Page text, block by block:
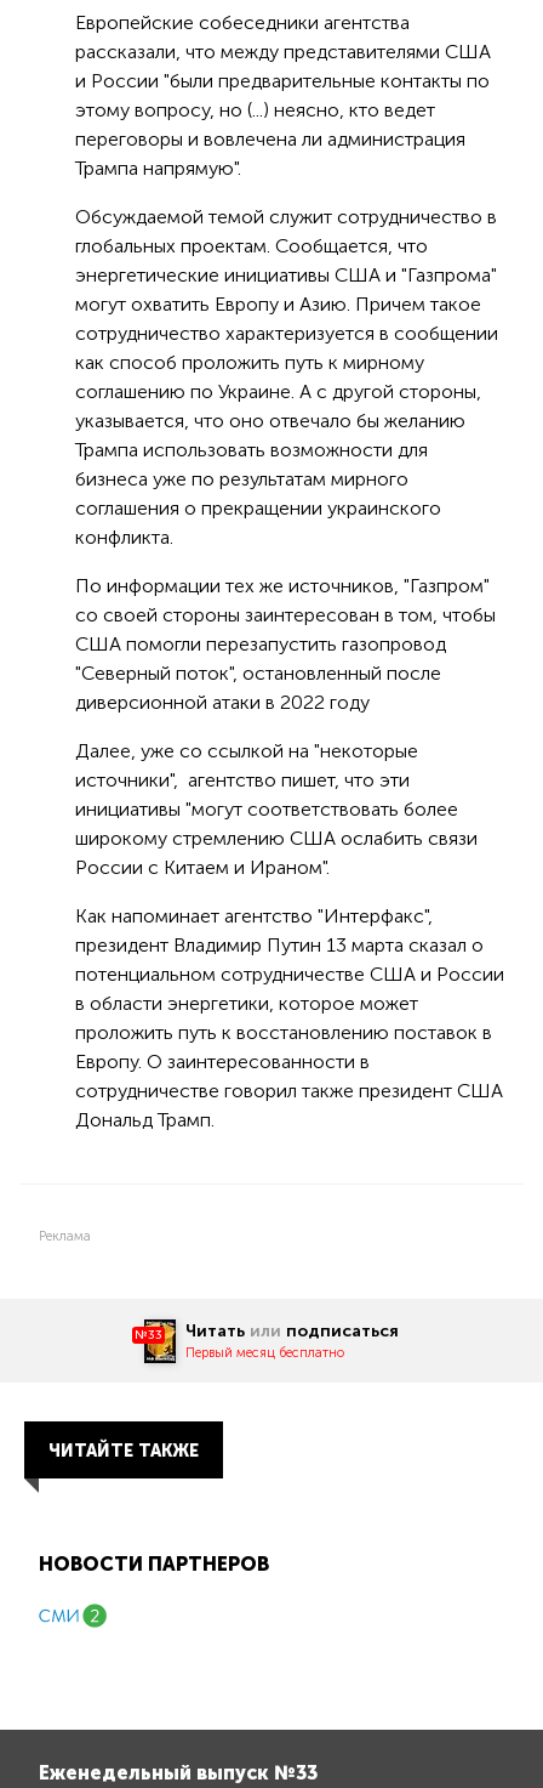
Европейские собеседники агентства
рассказали, что между представителями США
и России "были предварительные контакты по
этому вопросу, но (...) неясно, кто ведет
переговоры и вовлечена ли администрация
Трампа напрямую".
Обсуждаемой темой служит сотрудничество в
глобальных проектам. Сообщается, что
энергетические инициативы США и "Газпрома"
могут охватить Европу и Азию. Причем такое
сотрудничество характеризуется в сообщении
как способ проложить путь к мирному
соглашению по Украине. А с другой стороны,
указывается, что оно отвечало бы желанию
Трампа использовать возможности для
бизнеса уже по результатам мирного
соглашения о прекращении украинского
конфликта.
По информации тех же источников, "Газпром"
со своей стороны заинтересован в том, чтобы
США помогли перезапустить газопровод
"Северный поток", остановленный после
диверсионной атаки в 2022 году
Далее, уже со ссылкой на "некоторые
источники", агентство пишет, что эти
инициативы "могут соответствовать более
широкому стремлению США ослабить связи
России с Китаем и Ираном".
Как напоминает агентство "Интерфакс",
президент Владимир Путин 13 марта сказал о
потенциальном сотрудничестве США и России
в области энергетики, которое может
проложить путь к восстановлению поставок в
Европу. О заинтересованности в
сотрудничестве говорил также президент США
Дональд Трамп.
Реклама
№33 Читать или подписаться
Первый месяц бесплатно
ЧИТАЙТЕ ТАКЖЕ
НОВОСТИ ПАРТНЕРОВ
Еженедельный выпуск №33